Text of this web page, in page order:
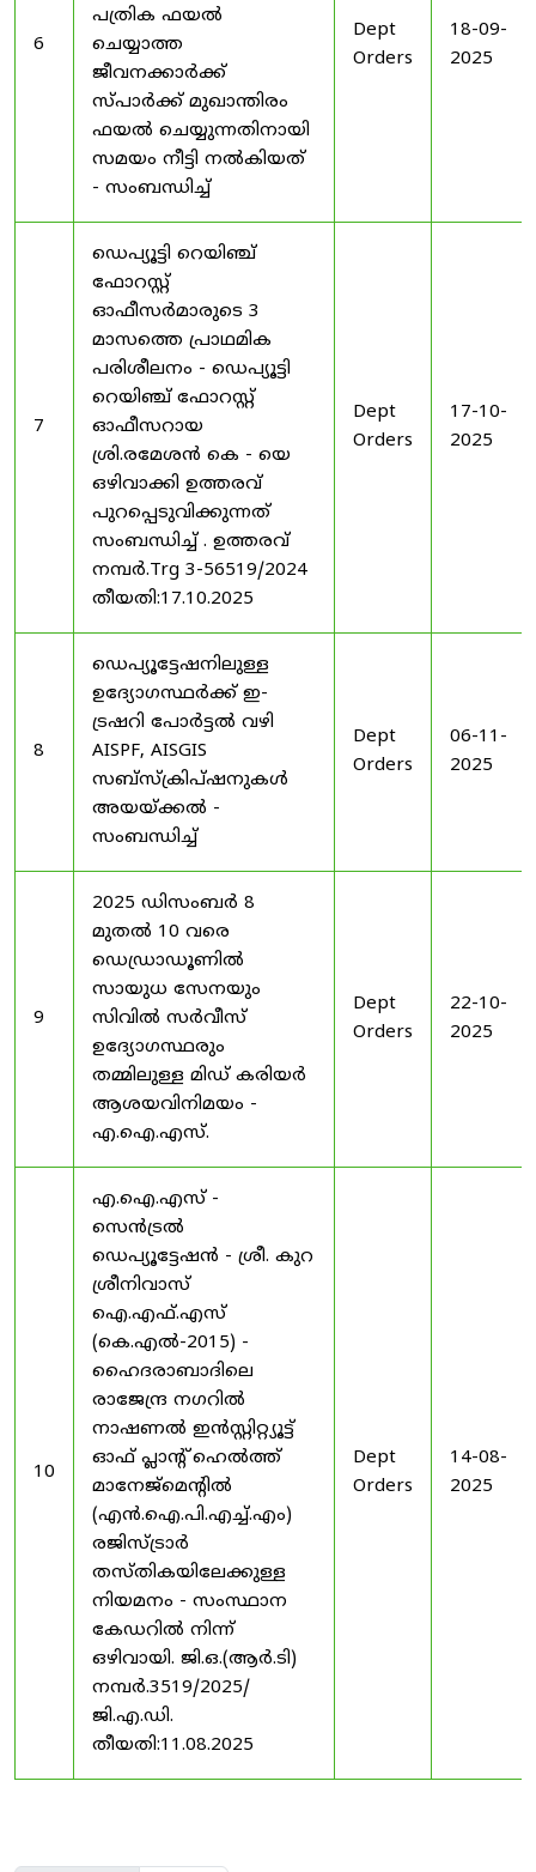
6
പത്രിക ഫയൽ
ചെയ്യാത്ത
ജീവനക്കാർക്ക്
സ്പാർക്ക് മുഖാന്തിരം
ഫയൽ ചെയ്യുന്നതിനായി
സമയം നീട്ടി നൽകിയത്
- സംബന്ധിച്ച്
Dept
Orders
18-09-
2025
7
ഡെപ്യൂട്ടി റെയിഞ്ച്
ഫോറസ്റ്റ്
ഓഫീസർമാരുടെ 3
മാസത്തെ പ്രാഥമിക
പരിശീലനം - ഡെപ്യൂട്ടി
റെയിഞ്ച് ഫോറസ്റ്റ്
ഓഫീസറായ
ശ്രി.രമേശൻ കെ - യെ
ഒഴിവാക്കി ഉത്തരവ്
പുറപ്പെടുവിക്കുന്നത്
സംബന്ധിച്ച് . ഉത്തരവ്
നമ്പർ.Trg 3-56519/2024
തീയതി:17.10.2025
Dept
Orders
17-10-
2025
8
ഡെപ്യൂട്ടേഷനിലുള്ള
ഉദ്യോഗസ്ഥർക്ക് ഇ-
ട്രഷറി പോർട്ടൽ വഴി
AISPF, AISGIS
സബ്‌സ്‌ക്രിപ്‌ഷനുകൾ
അയയ്ക്കൽ -
സംബന്ധിച്ച്
Dept
Orders
06-11-
2025
9
2025 ഡിസംബർ 8
മുതൽ 10 വരെ
ഡെഡ്രാഡൂണിൽ
സായുധ സേനയും
സിവിൽ സർവീസ്
ഉദ്യോഗസ്ഥരും
തമ്മിലുള്ള മിഡ് കരിയർ
ആശയവിനിമയം -
എ.ഐ.എസ്.
Dept
Orders
22-10-
2025
10
എ.ഐ.എസ് -
സെൻട്രൽ
ഡെപ്യൂട്ടേഷൻ - ശ്രീ. കുറ
ശ്രീനിവാസ്
ഐ.എഫ്.എസ്
(കെ.എൽ-2015) -
ഹൈദരാബാദിലെ
രാജേന്ദ്ര നഗറിൽ
നാഷണൽ ഇൻസ്റ്റിറ്റ്യൂട്ട്
ഓഫ് പ്ലാന്റ് ഹെൽത്ത്
മാനേജ്‌മെന്റിൽ
(എൻ.ഐ.പി.എച്ച്.എം)
രജിസ്ട്രാർ
തസ്തികയിലേക്കുള്ള
നിയമനം - സംസ്ഥാന
കേഡറിൽ നിന്ന്
ഒഴിവായി. ജി.ഒ.(ആർ.ടി)
നമ്പർ.3519/2025/
ജി.എ.ഡി.
തീയതി:11.08.2025
Dept
Orders
14-08-
2025